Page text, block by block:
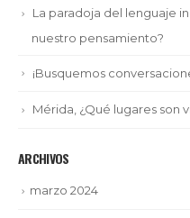
La paradoja del lenguaje
nuestro pensamiento?
¡Busquemos
Mérida, ¿Qué lugares son
ARCHIVOS
marzo 2024